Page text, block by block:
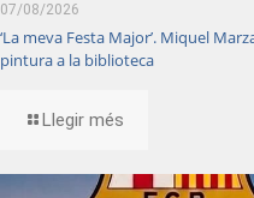
07/08/2026
‘La meva Festa Major’. Miquel
pintura a la biblioteca
Llegir més